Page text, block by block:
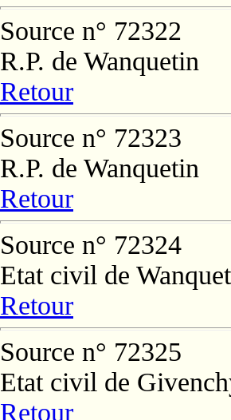
Source n° 72322
R.P. de Wanquetin
Retour
Source n° 72323
R.P. de Wanquetin
Retour
Source n° 72324
Etat civil de
Retour
Source n° 72325
Etat civil de
Retour